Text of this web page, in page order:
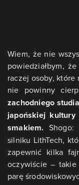
Wiem, że nie
powiedziałbym,
raczej osoby, które
nie powinny
zachodniego
japońskiej
smakiem.
silniku LithTech,
zapewnić kilka
oczywiście –
parę